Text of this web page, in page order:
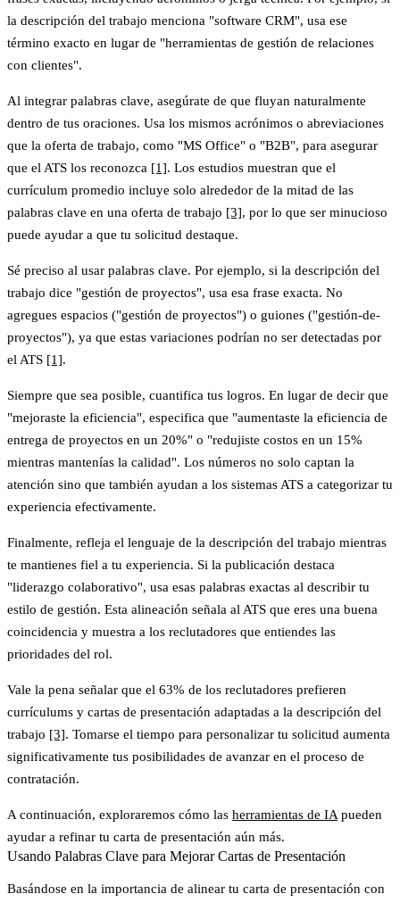
la descripción del trabajo menciona "software CRM", usa ese
término exacto en lugar de "herramientas de gestión de relaciones
con clientes".
Al integrar palabras clave, asegúrate de que fluyan naturalmente
dentro de tus oraciones. Usa los mismos acrónimos o abreviaciones
que la oferta de trabajo, como "MS Office" o "B2B", para asegurar
que el ATS los reconozca [1]. Los estudios muestran que el
currículum promedio incluye solo alrededor de la mitad de las
palabras clave en una oferta de trabajo [3], por lo que ser minucioso
puede ayudar a que tu solicitud destaque.
Sé preciso al usar palabras clave. Por ejemplo, si la descripción del
trabajo dice "gestión de proyectos", usa esa frase exacta. No
agregues espacios ("gestión de proyectos") o guiones ("gestión-de-
proyectos"), ya que estas variaciones podrían no ser detectadas por
el ATS [1].
Siempre que sea posible, cuantifica tus logros. En lugar de decir que
"mejoraste la eficiencia", especifica que "aumentaste la eficiencia de
entrega de proyectos en un 20%" o "redujiste costos en un 15%
mientras mantenías la calidad". Los números no solo captan la
atención sino que también ayudan a los sistemas ATS a categorizar tu
experiencia efectivamente.
Finalmente, refleja el lenguaje de la descripción del trabajo mientras
te mantienes fiel a tu experiencia. Si la publicación destaca
"liderazgo colaborativo", usa esas palabras exactas al describir tu
estilo de gestión. Esta alineación señala al ATS que eres una buena
coincidencia y muestra a los reclutadores que entiendes las
prioridades del rol.
Vale la pena señalar que el 63% de los reclutadores prefieren
currículums y cartas de presentación adaptadas a la descripción del
trabajo [3]. Tomarse el tiempo para personalizar tu solicitud aumenta
significativamente tus posibilidades de avanzar en el proceso de
contratación.
A continuación, exploraremos cómo las herramientas de IA pueden
ayudar a refinar tu carta de presentación aún más.
Usando Palabras Clave para Mejorar Cartas de Presentación
Basándose en la importancia de alinear tu carta de presentación con